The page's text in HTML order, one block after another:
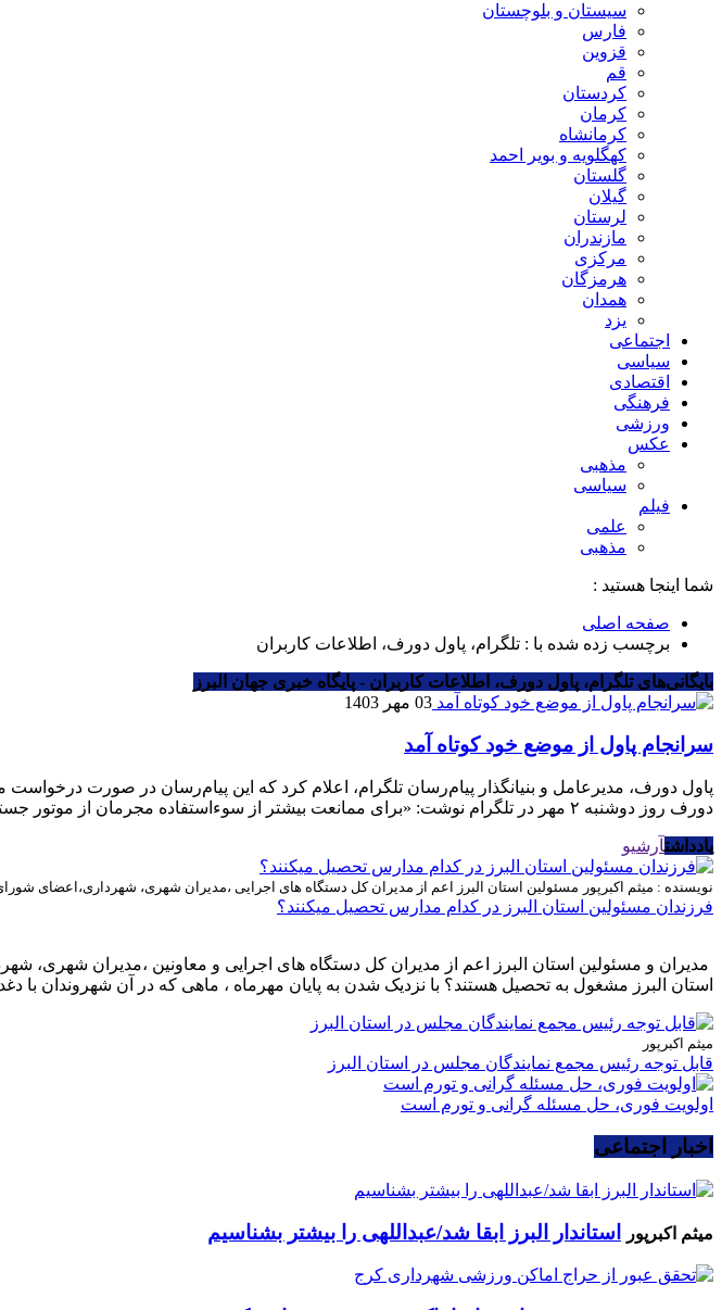
سیستان و بلوچستان
فارس
قزوین
قم
کردستان
کرمان
کرمانشاه
کهگلویه و بویر احمد
گلستان
گیلان
لرستان
مازندران
مرکزی
هرمزگان
همدان
یزد
اجتماعی
سیاسی
اقتصادی
فرهنگی
ورزشی
عکس
مذهبی
سیاسی
فیلم
علمی
مذهبی
شما اینجا هستید :
صفحه اصلی
برچسب زده شده با : تلگرام، پاول دورف، اطلاعات کاربران
بایگانی‌های تلگرام، پاول دورف، اطلاعات کاربران - پایگاه خبری جهان البرز
03 مهر 1403
سرانجام پاول از موضع خود کوتاه آمد
پاول دورف، مدیرعامل و بنیانگذار پیام‌رسان تلگرام، اعلام کرد که این پیام‌رسان در صورت
دورف روز دوشنبه ۲ مهر در تلگرام نوشت: «برای ممانعت بیشتر از سوء‌استفاده مجرمان از موتور جستجوی تلگرام، شرایط خدمات و آیین‌نامه مربوط به […]
یادداشتآرشیو
نویسنده : میثم اکبرپور مسئولین استان البرز اعم از مدیران کل دستگاه های اجرایی ،مدیران شهری، شهرداری،اعضای
فرزندان مسئولین استان البرز در کدام مدارس تحصیل میکنند؟
مدیران و مسئولین استان البرز اعم از مدیران کل دستگاه های اجرایی و معاونین ،مدیران شهری،
استان البرز مشغول به تحصیل هستند؟ با نزدیک شدن به پایان مهرماه ، ماهی که در آن شهروندان با
میثم اکبرپور
قابل توجه رئیس مجمع نمایندگان مجلس در استان البرز
اولویت فوری، حل مسئله گرانی و تورم است
اخبار اجتماعی
میثم اکبرپور استاندار البرز ابقا شد/عبداللهی را بیشتر بشناسیم